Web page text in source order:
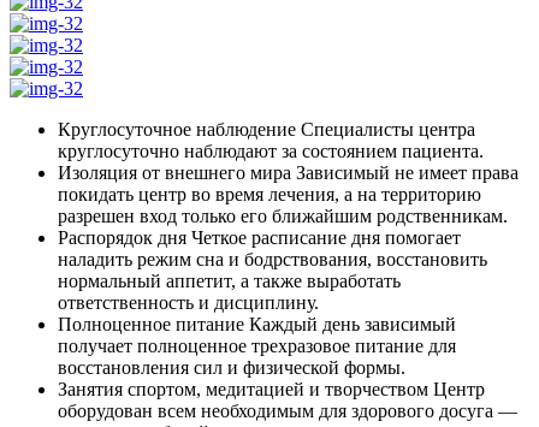
Круглосуточное наблюдение Специалисты центра
круглосуточно наблюдают за состоянием пациента.
Изоляция от внешнего мира Зависимый не имеет права
покидать центр во время лечения, а на территорию
разрешен вход только его ближайшим родственникам.
Распорядок дня Четкое расписание дня помогает
наладить режим сна и бодрствования, восстановить
нормальный аппетит, а также выработать
ответственность и дисциплину.
Полноценное питание Каждый день зависимый
получает полноценное трехразовое питание для
восстановления сил и физической формы.
Занятия спортом, медитацией и творчеством Центр
оборудован всем необходимым для здорового досуга —